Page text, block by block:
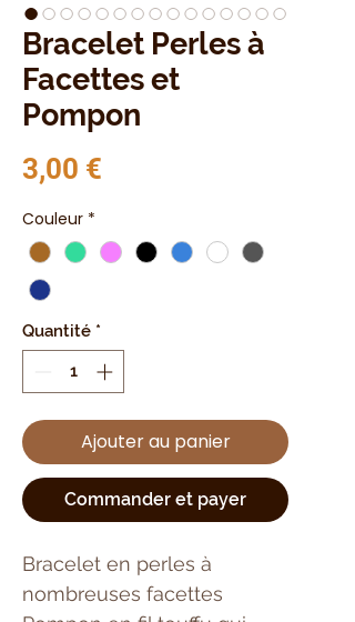
Bracelet Perles à
Facettes et
Pompon
3,00 €
Couleur *
Quantité *
Ajouter au panier
Commander et payer
Bracelet en perles à
nombreuses facettes